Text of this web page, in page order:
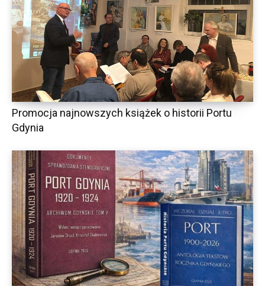
Promocja najnowszych książek o historii Portu
Gdynia